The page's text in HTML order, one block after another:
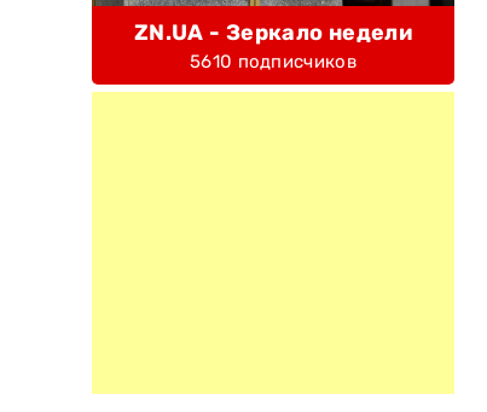
ZN.UA - Зеркало недели
5610 подписчиков